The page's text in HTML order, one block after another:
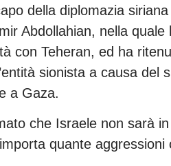
della diplomazia
Abdollahian, nella
con Teheran, ed ha
sionista a causa del
a Gaza.
che Israele non sarà
quante aggressioni